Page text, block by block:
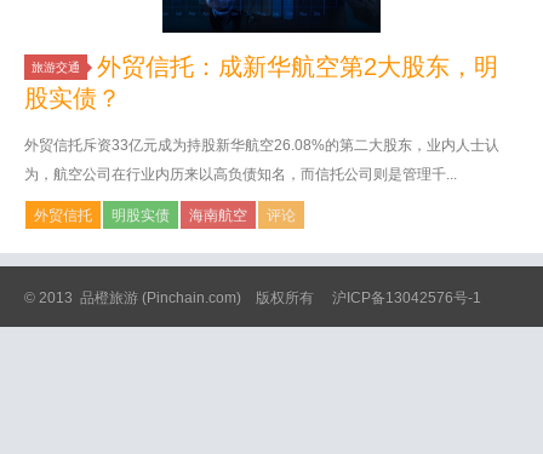
旅游交通
外贸信托：成新华航空第2大股东，明
股实债？
外贸信托斥资33亿元成为持股新华航空26.08%的第二大股东，业内人士认
为，航空公司在行业内历来以高负债知名，而信托公司则是管理千...
外贸信托 明股实债 海南航空 评论
© 2013 品橙旅游 (Pinchain.com) 版权所有 沪ICP备13042576号-1